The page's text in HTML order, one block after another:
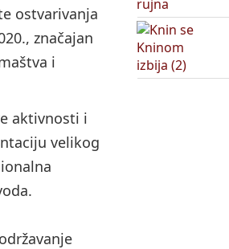
ostvarivanja
značajan
i
aktivnosti i
velikog